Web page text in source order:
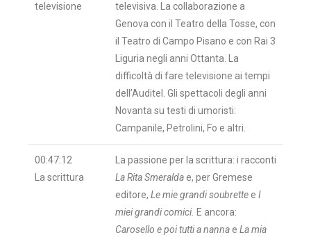
televisione
televisiva. La collaborazione a
Genova con il Teatro della Tosse, con
il Teatro di Campo Pisano e con Rai 3
Liguria negli anni Ottanta. La
difficoltà di fare televisione ai tempi
dell’Auditel. Gli spettacoli degli anni
Novanta su testi di umoristi:
Campanile, Petrolini, Fo e altri.
00:47:12
La scrittura
La passione per la scrittura: i racconti
La Rita Smeraldae, per Gremese
editore, Le mie grandi soubrettee I
miei grandi comici. E ancora:
Carosello e poi tutti a nannae La mia